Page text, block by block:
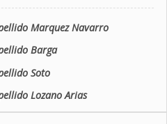
Marquez Navarro
Barga
Soto
Lozano Arias